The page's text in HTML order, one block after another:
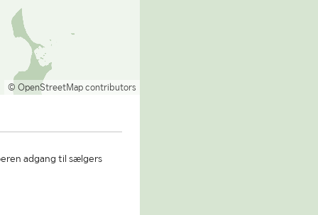
© OpenStreetMap contributors
adgang til sælgers